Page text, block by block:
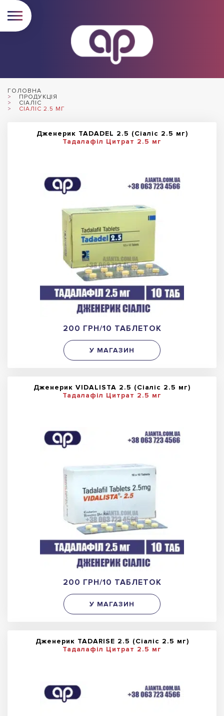
ГОЛОВНА
ПРОДУКЦІЯ
СІАЛІС
СІАЛІС 2.5 МГ
Дженерик TADADEL 2.5 (Сіаліс 2.5 мг)
Тадалафіл Цитрат 2.5 мг
200 ГРН/10 ТАБЛЕТОК
У МАГАЗИН
Дженерик VIDALISTA 2.5 (Сіаліс 2.5 мг)
Тадалафіл Цитрат 2.5 мг
200 ГРН/10 ТАБЛЕТОК
У МАГАЗИН
Дженерик TADARISE 2.5 (Сіаліс 2.5 мг)
Тадалафіл Цитрат 2.5 мг